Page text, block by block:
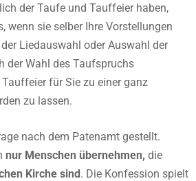
der Taufe und Tauffeier haben,
wenn sie selber Ihre Vorstellungen
Liedauswahl oder Auswahl der
der Wahl des Taufspruchs
für Sie zu einer ganz
zu lassen.
nach dem Patenamt gestellt.
nur Menschen übernehmen, die
Kirche sind. Die Konfession spielt